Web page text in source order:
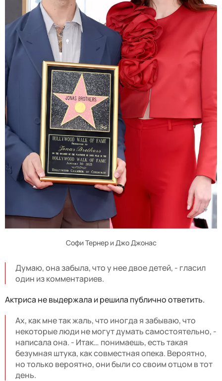
Софи Тернер и Джо Джонас
Думаю, она забыла, что у нее двое детей, - гласил
один из комментариев.
Актриса не выдержала и решила публично ответить.
Ах, как мне так жаль, что иногда я забываю, что
некоторые люди не могут думать самостоятельно, -
написала она. - Итак… понимаешь, есть такая
безумная штука, как совместная опека. Вероятно,
но только вероятно, они были со своим отцом в тот
день.